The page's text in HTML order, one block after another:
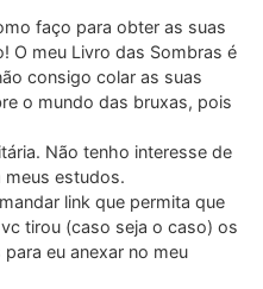
faço para obter as suas
O meu Livro das Sombras é
consigo colar as suas
o mundo das bruxas, pois
Não tenho interesse de
meus estudos.
link que permita que
tirou (caso seja o caso) os
eu anexar no meu